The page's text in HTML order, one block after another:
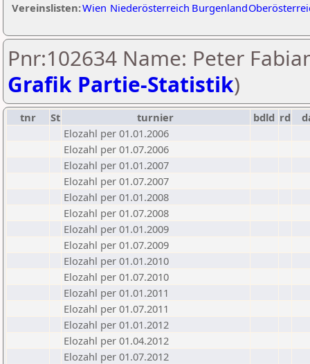
Vereinslisten:Wien Niederösterreich Burgenland
Pnr:102634 Name: Peter
Grafik Partie-Statistik)
tnr St turnier bdld rd
Elozahl per 01.01.2006
Elozahl per 01.07.2006
Elozahl per 01.01.2007
Elozahl per 01.07.2007
Elozahl per 01.01.2008
Elozahl per 01.07.2008
Elozahl per 01.01.2009
Elozahl per 01.07.2009
Elozahl per 01.01.2010
Elozahl per 01.07.2010
Elozahl per 01.01.2011
Elozahl per 01.07.2011
Elozahl per 01.01.2012
Elozahl per 01.04.2012
Elozahl per 01.07.2012